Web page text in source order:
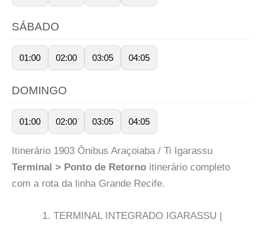
SÁBADO
01:00 02:00 03:05 04:05
DOMINGO
01:00 02:00 03:05 04:05
Itinerário 1903 Ônibus Araçoiaba / Ti Igarassu
Terminal > Ponto de Retorno itinerário completo
com a rota da linha Grande Recife.
TERMINAL INTEGRADO IGARASSU |